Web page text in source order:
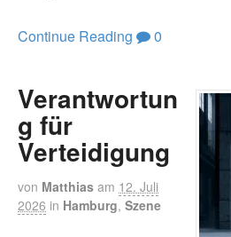
Continue Reading 0
Verantwortun
g für
Verteidigung
von Matthias am 12. Juli
2026 in Hamburg, Szene